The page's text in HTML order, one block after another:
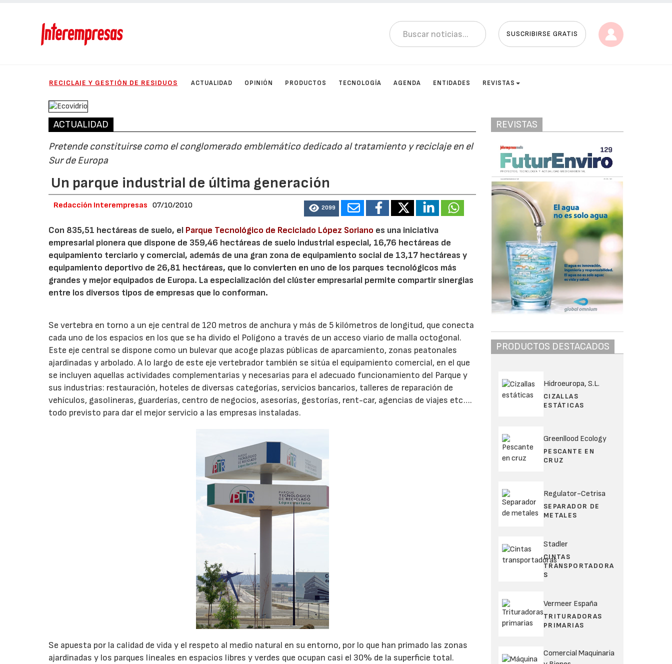
SUSCRIBIRSE GRATIS
RECICLAJE Y GESTIÓN DE RESIDUOS ACTUALIDAD OPINIÓN PRODUCTOS TECNOLOGÍA AGENDA ENTIDADES REVISTAS
ACTUALIDAD
Pretende constituirse como el conglomerado emblemático dedicado al tratamiento y reciclaje en el
Sur de Europa
Un parque industrial de última generación
Redacción Interempresas 07/10/2010 2099
Con 835,51 hectáreas de suelo, el Parque Tecnológico de Reciclado López Soriano es una iniciativa
empresarial pionera que dispone de 359,46 hectáreas de suelo industrial especial, 16,76 hectáreas de
equipamiento terciario y comercial, además de una gran zona de equipamiento social de 13,17 hectáreas y
equipamiento deportivo de 26,81 hectáreas, que lo convierten en uno de los parques tecnológicos más
grandes y mejor equipados de Europa. La especialización del clúster empresarial permite compartir sinergias
entre los diversos tipos de empresas que lo conforman.
Se vertebra en torno a un eje central de 120 metros de anchura y más de 5 kilómetros de longitud, que conecta
cada uno de los espacios en los que se ha divido el Polígono a través de un acceso viario de malla octogonal.
Este eje central se dispone como un bulevar que acoge plazas públicas de aparcamiento, zonas peatonales
ajardinadas y arbolado. A lo largo de este eje vertebrador también se sitúa el equipamiento comercial, en el que
se incluyen aquellas actividades complementarias y necesarias para el adecuado funcionamiento del Parque y
sus industrias: restauración, hoteles de diversas categorías, servicios bancarios, talleres de reparación de
vehículos, gasolineras, guarderías, centro de negocios, asesorías, gestorías, rent-car, agencias de viajes etc….
todo previsto para dar el mejor servicio a las empresas instaladas.
Se apuesta por la calidad de vida y el respeto al medio natural en su entorno, por lo que han primado las zonas
ajardinadas y los parques lineales en espacios libres y verdes que ocupan casi el 30% de la superficie total.
REVISTAS
PRODUCTOS DESTACADOS
Hidroeuropa, S.L.
CIZALLAS
ESTÁTICAS
Greenllood Ecology
PESCANTE EN
CRUZ
Regulator-Cetrisa
SEPARADOR DE
METALES
Stadler
CINTAS
TRANSPORTADORA
S
Vermeer España
TRITURADORAS
PRIMARIAS
Comercial Maquinaria